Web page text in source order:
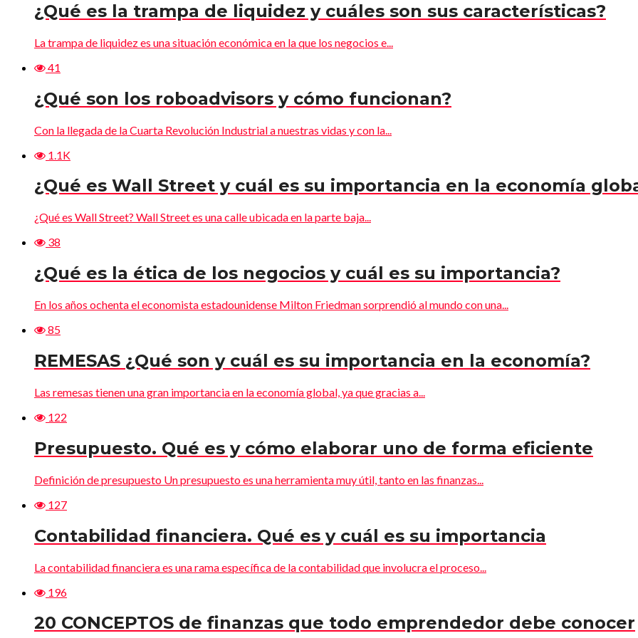
¿Qué es la trampa de liquidez y cuáles son sus características?
La trampa de liquidez es una situación económica en la que los negocios e...
41
¿Qué son los roboadvisors y cómo funcionan?
Con la llegada de la Cuarta Revolución Industrial a nuestras vidas y con la...
1.1K
¿Qué es Wall Street y cuál es su importancia en la economía
¿Qué es Wall Street? Wall Street es una calle ubicada en la parte baja...
38
¿Qué es la ética de los negocios y cuál es su importancia?
En los años ochenta el economista estadounidense Milton Friedman sorprendió al mundo con una...
85
REMESAS ¿Qué son y cuál es su importancia en la economía?
Las remesas tienen una gran importancia en la economía global, ya que gracias a...
122
Presupuesto. Qué es y cómo elaborar uno de forma eficiente
Definición de presupuesto Un presupuesto es una herramienta muy útil, tanto en las finanzas...
127
Contabilidad financiera. Qué es y cuál es su importancia
La contabilidad financiera es una rama específica de la contabilidad que involucra el proceso...
196
20 CONCEPTOS de finanzas que todo emprendedor debe conocer